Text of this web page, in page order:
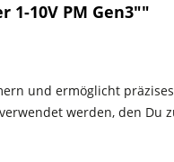
1-10V PM Gen3""
und ermöglicht
werden, den Du